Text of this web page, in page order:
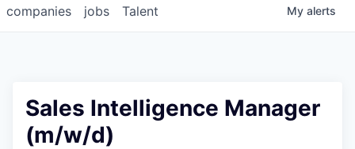
jobs
companies Talent My alerts
Sales Intelligence Manager
(m/w/d)